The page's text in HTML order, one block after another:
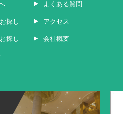
探し
探し
よくある質問
アクセス
会社概要